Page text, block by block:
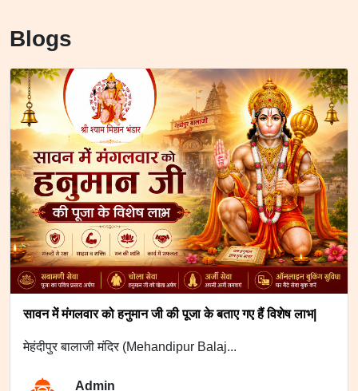
Blogs
सावन में मंगलवार को हनुमान जी की पूजा के बताए गए हैं विशेष लाभ|
मेहंदीपुर बालाजी मंदिर (Mehandipur Balaj...
Admin